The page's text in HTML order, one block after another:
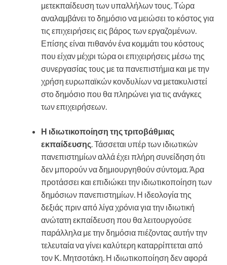
μετεκπαίδευση των υπαλλήλων τους. Τώρα
αναλαμβάνει το δημόσιο να μειώσει το κόστος για
τις επιχειρήσεις εις βάρος των εργαζομένων.
Επίσης είναι πιθανόν ένα κομμάτι του κόστους
που είχαν μέχρι τώρα οι επιχειρήσεις μέσω της
συνεργασίας τους με τα πανεπιστήμια και με την
χρήση ευρωπαϊκών κονδυλίων να μετακυλιστεί
στο δημόσιο που θα πληρώνει για τις ανάγκες
των επιχειρήσεων.
Η ιδιωτικοποίηση της τριτοβάθμιας
εκπαίδευσης. Τάσσεται υπέρ των ιδιωτικών
πανεπιστημίων αλλά έχει πλήρη συνείδηση ότι
δεν μπορούν να δημιουργηθούν σύντομα. Άρα
προτάσσει και επιδιώκει την ιδιωτικοποίηση των
δημόσιων πανεπιστημίων. Η ιδεολογία της
δεξιάς πριν από λίγα χρόνια για την ιδιωτική
ανώτατη εκπαίδευση που θα λειτουργούσε
παράλληλα με την δημόσια πιέζοντας αυτήν την
τελευταία να γίνει καλύτερη καταρρίπτεται από
τον Κ. Μητσοτάκη. Η ιδιωτικοποίηση δεν αφορά